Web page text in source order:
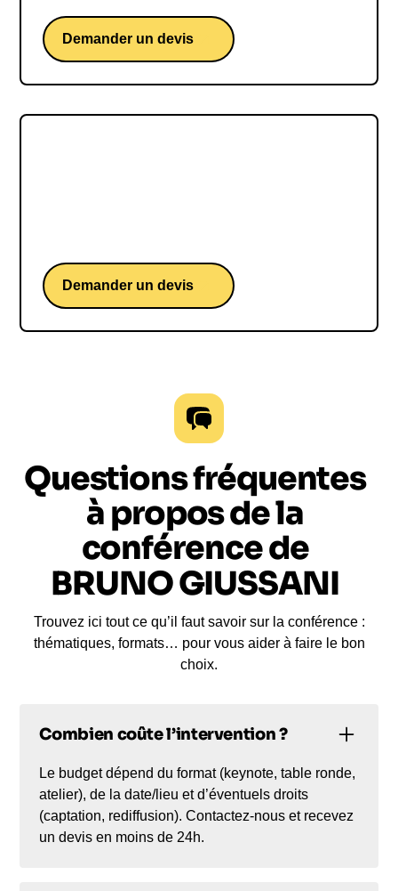
Demander un devis
Demander un devis
Questions fréquentes
à propos de la
conférence de
BRUNO GIUSSANI
Trouvez ici tout ce qu’il faut savoir sur la conférence :
thématiques, formats… pour vous aider à faire le bon
choix.
Combien coûte l’intervention ?
Le budget dépend du format (keynote, table ronde,
atelier), de la date/lieu et d’éventuels droits
(captation, rediffusion). Contactez-nous et recevez
un devis en moins de 24h.